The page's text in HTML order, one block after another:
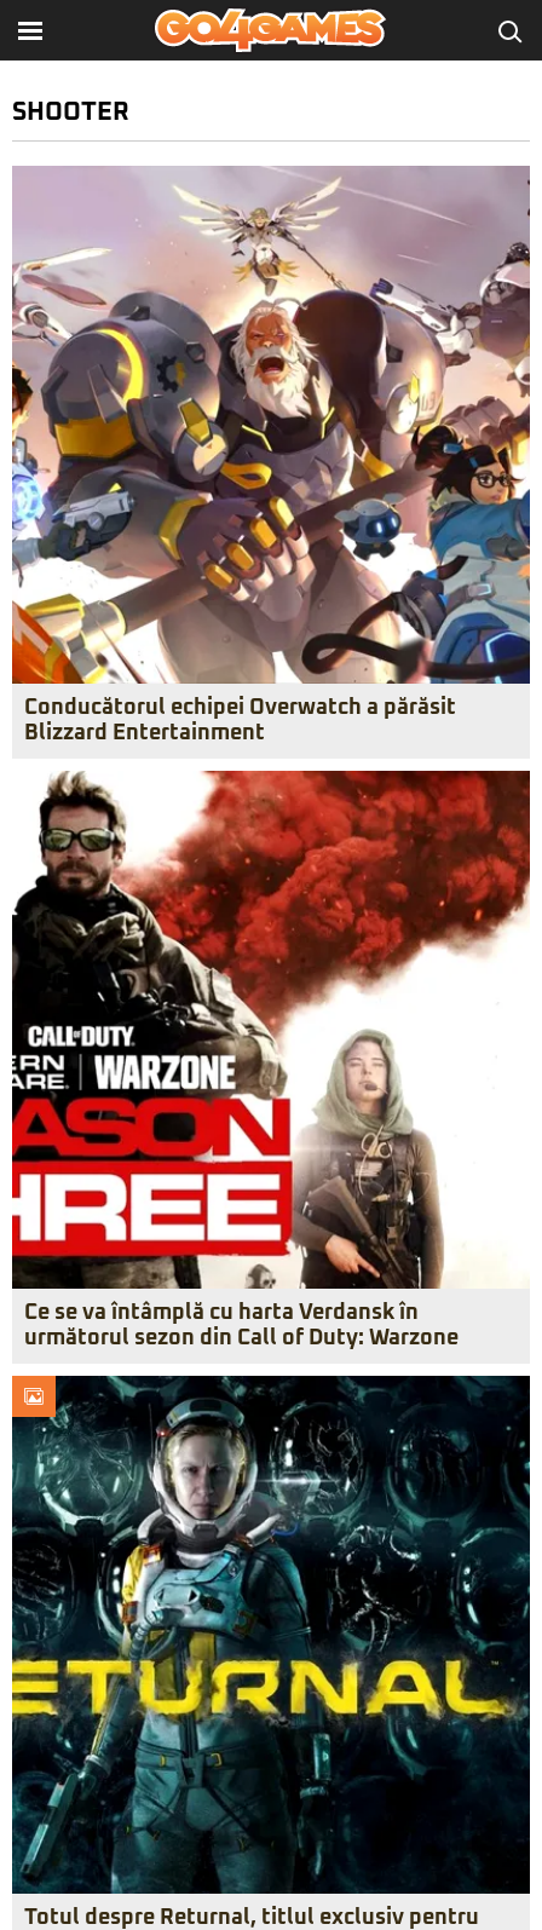
SHOOTER
Conducătorul echipei Overwatch a părăsit
Blizzard Entertainment
Ce se va întâmplă cu harta Verdansk în
următorul sezon din Call of Duty: Warzone
Totul despre Returnal, titlul exclusiv pentru